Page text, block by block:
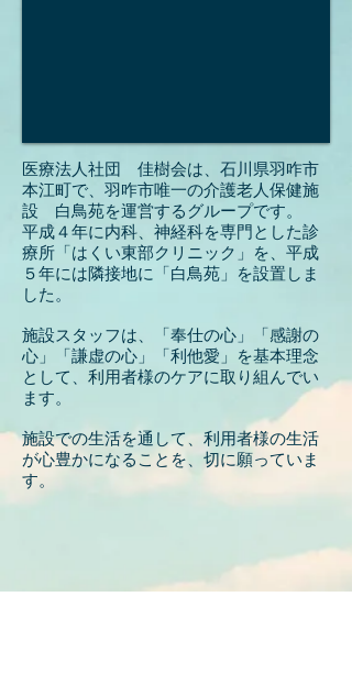
医療法人社団 佳樹会は、石川県羽咋市
本江町で、羽咋市唯一の介護老人保健施
設 白鳥苑を運営するグループです。
平成４年に内科、神経科を専門とした診
療所「はくい東部クリニック」を、平成
５年には隣接地に「白鳥苑」を設置しま
した。
施設スタッフは、「奉仕の心」「感謝の
心」「謙虚の心」「利他愛」を基本理念
として、利用者様のケアに取り組んでい
ます。
施設での生活を通して、利用者様の生活
が心豊かになることを、切に願っていま
す。